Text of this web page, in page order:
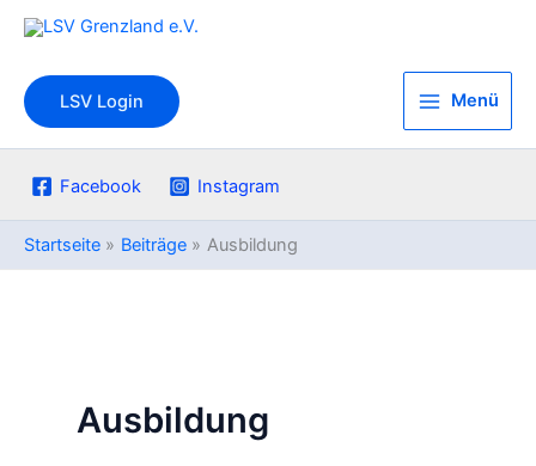
Zum
Inhalt
springen
LSV Login
Menü
Facebook Instagram
Startseite Beiträge Ausbildung
Ausbildung